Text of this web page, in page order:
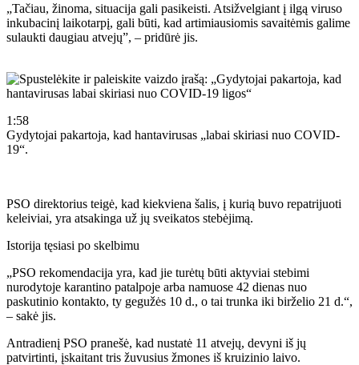
„Tačiau, žinoma, situacija gali pasikeisti. Atsižvelgiant į ilgą viruso
inkubacinį laikotarpį, gali būti, kad artimiausiomis savaitėmis galime
sulaukti daugiau atvejų”, – pridūrė jis.
1:58
Gydytojai pakartoja, kad hantavirusas „labai skiriasi nuo COVID-
19“.
PSO direktorius teigė, kad kiekviena šalis, į kurią buvo repatrijuoti
keleiviai, yra atsakinga už jų sveikatos stebėjimą.
Istorija tęsiasi po skelbimu
„PSO rekomendacija yra, kad jie turėtų būti aktyviai stebimi
nurodytoje karantino patalpoje arba namuose 42 dienas nuo
paskutinio kontakto, ty gegužės 10 d., o tai trunka iki birželio 21 d.“,
– sakė jis.
Antradienį PSO pranešė, kad nustatė 11 atvejų, devyni iš jų
patvirtinti, įskaitant tris žuvusius žmones iš kruizinio laivo.